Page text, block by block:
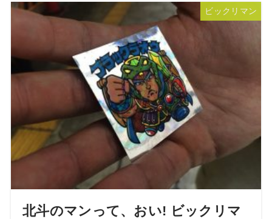
ビックリマン
北斗のマンって、おい! ビックリマ